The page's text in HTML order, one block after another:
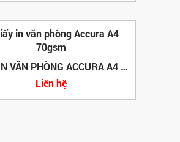
GIẤY IN VĂN PHÒNG ACCURA A4 70GSM
Liên hệ